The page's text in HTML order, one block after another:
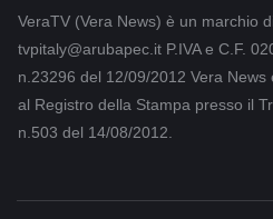
VeraTV (Vera News) è un marchio
tvpitaly@arubapec.it P.IVA e C.F.
n.23296 del 12/09/2012 Vera
al Registro della Stampa presso il
n.503 del 14/08/2012.